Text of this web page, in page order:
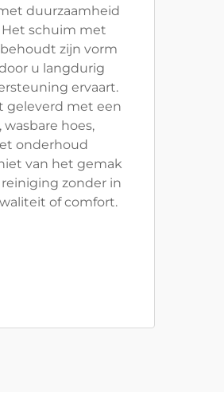
duurzaamheid
schuim met
zijn vorm
u langdurig
ervaart.
geleverd met een
hoes,
onderhoud
van het gemak
zonder in
of comfort.